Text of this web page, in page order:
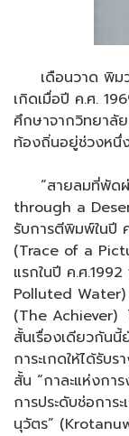
เดือนวาด พิมว
เกิดเมื่อปี ค.ศ.
ศึกษาจากวิทยาลั
ท้องถิ่นอยู่ช่วงหนึ่
“สายลมที่พัดผ่
through a
รับการตีพิมพ์ในปี
(Trace of a
แรกในปี ค.ศ
Polluted Water)
(The Achiever)
สั้นเรื่องเดียวกันนี้
การะเกดให้ได้รับ
สั้น “กาละแห่งกา
การประดับช่อการ
นุวัตร”